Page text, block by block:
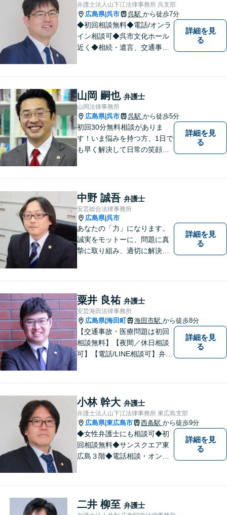
弁護士法人山下江法律事務所 呉支部
広島県|呉市 呉駅 から徒歩7分
◆初回相談無料◆電話/オンラ
イン相談可◆呉市文化ホール
近く◆相続・遺言、交通事
など。話しにくいことも安心
してご相談ください。あなた
の気持ちに寄り添い、丁寧に
お応えします。
詳細を見
る
山岡 嗣也 弁護士
山岡法律事務所
広島県|呉市 呉駅 から徒歩5分
初回30分無料相談がありま
す！いま悩みを持つ方、1日で
も早く解決して日常の笑顔を
個人様・法人様の問題に幅広
く対応しています。
詳細を見
る
中野 誠吾 弁護士
安芸総合法律事務所
広島県|呉市
あなたの「力」になります。
誠実をモットーに、問題に真
摯に取り組み、適切に解決で
でき、来所後は心の負担が軽
くなるような事務所作りを心
がけています。一人で悩ま
ず、お気軽にご相談下さい。
詳細を見
る
粟井 良祐 弁護士
安芸海田法律事務所
広島県|海田町 海田市駅 から徒歩8分
【交通事故・医療問題は初回
相談無料】【夜間／休日相談
可】【電話/LINE相談可】弁護
ている方は、すぐに弁護士に
ご相談ください。【JR海田市
駅から徒歩9分】
詳細を見
る
小林 幹大 弁護士
弁護士法人山下江法律事務所 東広島支部
広島県|東広島市 西条駅 から徒歩9分
◆女性弁護士にも相談可◆初
回相談無料◆サンスクエア東
広島３階◆電話相談・オンラ
しにくいことも安心してご相
談ください。あなたの気持ち
詳細を見
る
二井 柳至 弁護士